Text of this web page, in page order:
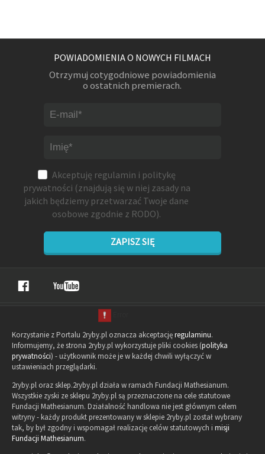
POWIADOMIENIA O NOWYCH FILMACH
Otrzymuj cotygodniowe powiadomienia
o ostatnich premierach.
Akceptuję regulamin i politykę
prywatności (znajdują się w niej zasady na
jakich będziemy przetwarzać Twoje dane
osobowe zgodnie z RODO).
ZAPISZ SIĘ
Korzystanie z Portalu 2ryby.pl oznacza akceptacjęregulaminu.
Informujemy, że strona 2ryby.pl wykorzystuje pliki cookies (polityka
prywatności) - użytkownik może je w każdej chwili wyłączyć w
ustawieniach przeglądarki.
2ryby.pl oraz sklep.2ryby.pl działa w ramach Fundacji Mathesianum.
Wszystkie zyski ze sklepu 2ryby.pl są przeznaczone na cele statutowe
Fundacji Mathesianum. Działalność handlowa nie jest głównym celem
witryny - każdy produkt prezentowany w sklepie 2ryby.pl został wybrany
tak, by był zgodny i wspomagał realizację celów statutowych i misji
Fundacji Mathesianum.